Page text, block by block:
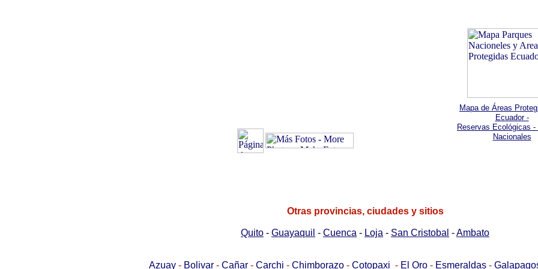
Otras provincias, ciudades y sitios
Quito - Guayaquil - Cuenca - Loja - San Cristobal -Ambato
Azuay- Bolivar- Cañar- Carchi - Chimborazo- Cotopaxi - El Oro- Esmeraldas-
Mapa de Áreas
Ecuador -
Reservas Ecológicas -
Nacionales